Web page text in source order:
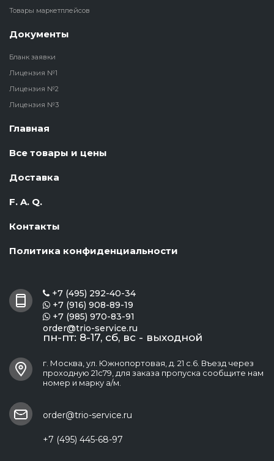
Товары маркетплейсов
Документы
Бланк заявки
Лицензия №1
Лицензия №2
Лицензия №3
Главная
Все товары и цены
Доставка
F. A. Q.
Контакты
Политика конфиденциальности
 +7 (495) 292-40-34
 +7 (916) 908-89-19
 +7 (985) 970-83-91
order@trio-service.ru
пн-пт: 8-17, сб, вс - выходной
г. Москва, ул. Южнопортовая, д. 21 с.6. Въезд через
проходную 21с79, для заказа пропуска сообщите нам
номер и марку а/м.
order@trio-service.ru
+7 (495) 445-68-97